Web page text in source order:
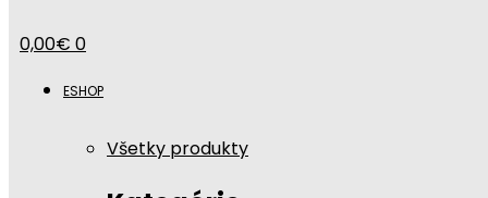
0,00€ 0
ESHOP
Všetky produkty